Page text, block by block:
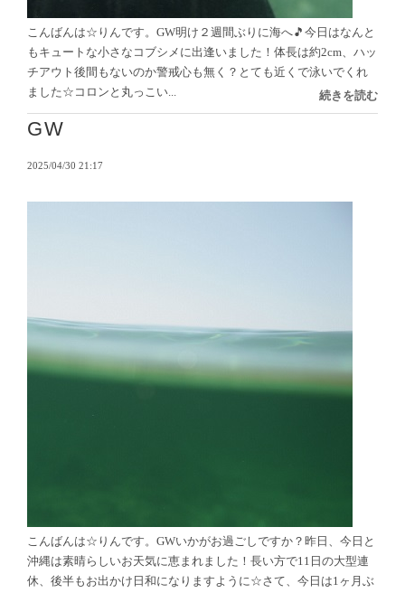
こんばんは☆りんです。GW明け２週間ぶりに海へ🎵今日はなんと
もキュートな小さなコブシメに出逢いました！体長は約2cm、ハッ
チアウト後間もないのか警戒心も無く？とても近くで泳いでくれ
ました☆コロンと丸っこい...
続きを読む
GW
2025/04/30 21:17
こんばんは☆りんです。GWいかがお過ごしですか？昨日、今日と
沖縄は素晴らしいお天気に恵まれました！長い方で11日の大型連
休、後半もお出かけ日和になりますように☆さて、今日は1ヶ月ぶ